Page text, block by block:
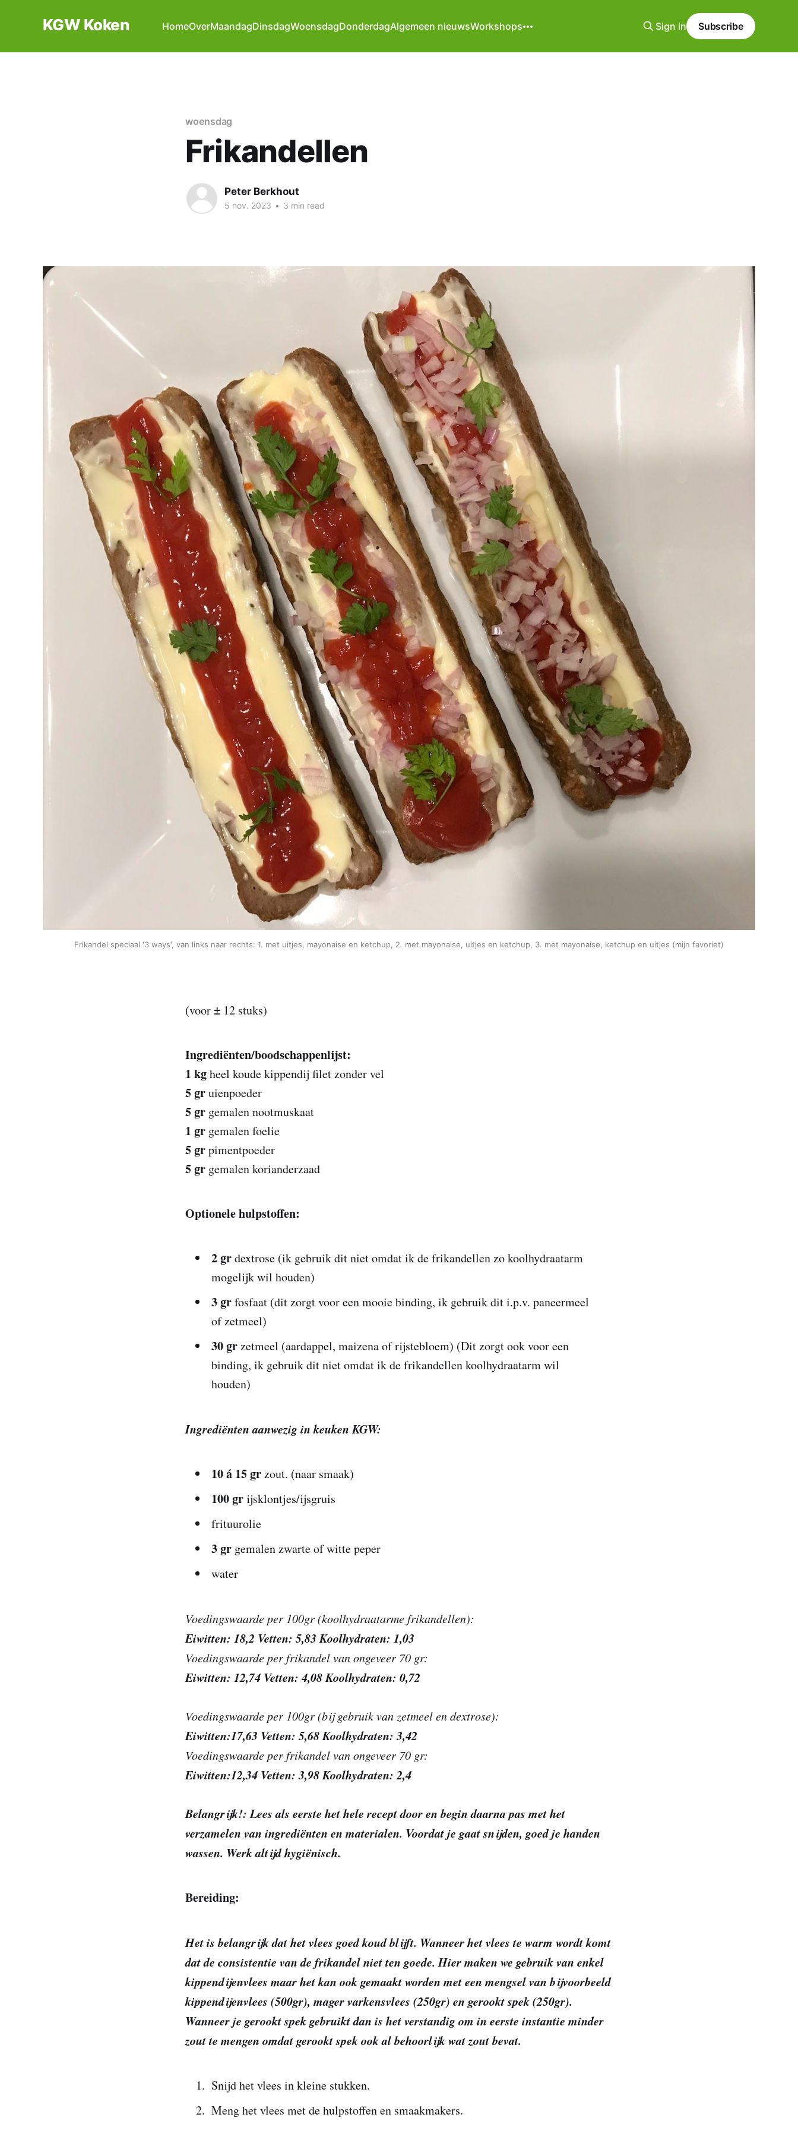
KGW Koken HomeOverMaandagDinsdagWoensdagDonderdagAlgemeen nieuwsWorkshops Sign in Subscribe
woensdag
Frikandellen
Peter Berkhout
5 nov. 2023 • 3 min read
Frikandel speciaal '3 ways', van links naar rechts: 1. met uitjes, mayonaise en ketchup, 2. met mayonaise, uitjes en ketchup, 3. met mayonaise, ketchup en uitjes (mijn favoriet)
(voor± 12 stuks)
Ingrediënten/boodschappenlijst:
1 kgheel koude kippendij filet zonder vel
5 gruienpoeder
5 gr gemalen nootmuskaat
1 gr gemalen foelie
5 grpimentpoeder
5 gr gemalen korianderzaad
Optionele hulpstoffen:
2 grdextrose (ik gebruik dit niet omdat ik de frikandellen zo koolhydraatarm
mogelijk wil houden)
3 grfosfaat (dit zorgt voor een mooie binding, ik gebruik dit i.p.v. paneermeel
of zetmeel)
30 grzetmeel (aardappel, maizena of rijstebloem) (Dit zorgt ook voor een
binding, ik gebruik dit niet omdat ik de frikandellen koolhydraatarm wil
houden)
Ingrediënten aanwezig in keuken KGW:
10 á 15 grzout. (naar smaak)
100 gr ijsklontjes/ijsgruis
frituurolie
3 gr gemalen zwarte of witte peper
water
Voedingswaarde per 100gr (koolhydraatarme frikandellen):
Eiwitten: 18,2 Vetten: 5,83 Koolhydraten: 1,03
Voedingswaarde per frikandel van ongeveer 70 gr:
Eiwitten: 12,74 Vetten: 4,08 Koolhydraten: 0,72
Voedingswaarde per 100gr (bij gebruik van zetmeel en dextrose):
Eiwitten:17,63 Vetten: 5,68 Koolhydraten: 3,42
Voedingswaarde per frikandel van ongeveer 70 gr:
Eiwitten:12,34 Vetten: 3,98 Koolhydraten: 2,4
Belangrijk!: Lees als eerste het hele recept door en begin daarna pas met het
verzamelen van ingrediënten en materialen. Voordat je gaat snijden, goed je handen
wassen. Werk altijd hygiënisch.
Bereiding:
Het is belangrijk dat het vlees goed koud blijft. Wanneer het vlees te warm wordt komt
dat de consistentie van de frikandel niet ten goede. Hier maken we gebruik van enkel
kippendijenvlees maar het kan ook gemaakt worden met een mengsel van bijvoorbeeld
kippendijenvlees (500gr), mager varkensvlees (250gr) en gerookt spek (250gr).
Wanneer je gerookt spek gebruikt dan is het verstandig om in eerste instantie minder
zout te mengen omdat gerookt spek ook al behoorlijk wat zout bevat.
Snijd het vlees in kleine stukken.
Meng het vlees met de hulpstoffen en smaakmakers.